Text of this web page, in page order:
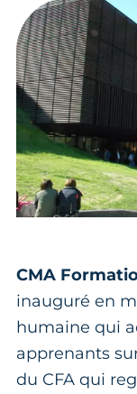
CMA
inauguré en
humaine qui
apprenants
du CFA qui